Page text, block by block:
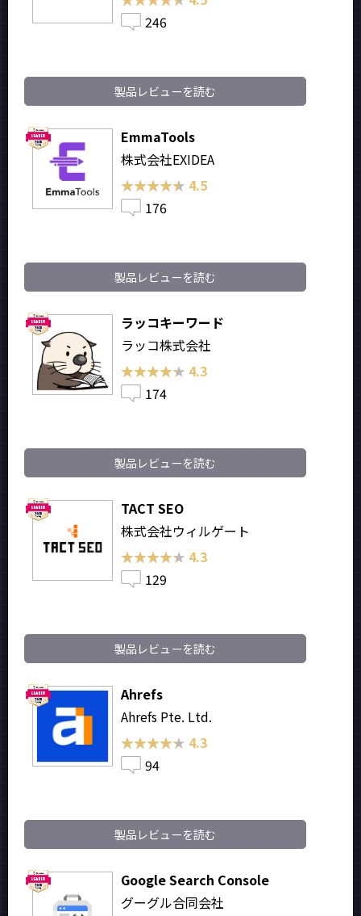
246
製品レビューを読む
EmmaTools
株式会社EXIDEA
★★★★★
★★★★★ 4.5
176
製品レビューを読む
ラッコキーワード
ラッコ株式会社
★★★★★
★★★★★ 4.3
174
製品レビューを読む
TACT SEO
株式会社ウィルゲート
★★★★★
★★★★★ 4.3
129
製品レビューを読む
Ahrefs
Ahrefs Pte. Ltd.
★★★★★
★★★★★ 4.3
94
製品レビューを読む
Google Search Console
グーグル合同会社